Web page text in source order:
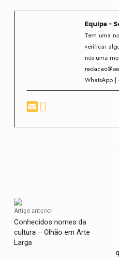
Equipa -
Tem uma
verificar
nos uma
WhatsApp
Artigo anterior
Conhecidos nomes da
cultura – Olhão em Arte
Larga